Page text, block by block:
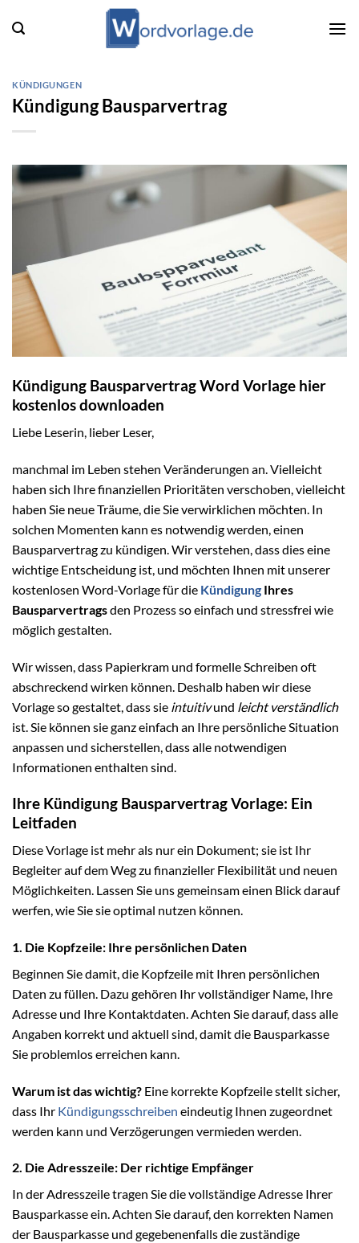
Inhalt
KÜNDIGUNGEN
Kündigung Bausparvertrag
Kündigung Bausparvertrag Word Vorlage hier
kostenlos downloaden
Liebe Leserin, lieber Leser,
manchmal im Leben stehen Veränderungen an. Vielleicht
haben sich Ihre finanziellen Prioritäten verschoben, vielleicht
haben Sie neue Träume, die Sie verwirklichen möchten. In
solchen Momenten kann es notwendig werden, einen
Bausparvertrag zu kündigen. Wir verstehen, dass dies eine
wichtige Entscheidung ist, und möchten Ihnen mit unserer
kostenlosen Word-Vorlage für die Kündigung Ihres
Bausparvertragsden Prozess so einfach und stressfrei wie
möglich gestalten.
Wir wissen, dass Papierkram und formelle Schreiben oft
abschreckend wirken können. Deshalb haben wir diese
Vorlage so gestaltet, dass sie intuitivund leicht verständlich
ist. Sie können sie ganz einfach an Ihre persönliche Situation
anpassen und sicherstellen, dass alle notwendigen
Informationen enthalten sind.
Ihre Kündigung Bausparvertrag Vorlage: Ein
Leitfaden
Diese Vorlage ist mehr als nur ein Dokument; sie ist Ihr
Begleiter auf dem Weg zu finanzieller Flexibilität und neuen
Möglichkeiten. Lassen Sie uns gemeinsam einen Blick darauf
werfen, wie Sie sie optimal nutzen können.
1. Die Kopfzeile: Ihre persönlichen Daten
Beginnen Sie damit, die Kopfzeile mit Ihren persönlichen
Daten zu füllen. Dazu gehören Ihr vollständiger Name, Ihre
Adresse und Ihre Kontaktdaten. Achten Sie darauf, dass alle
Angaben korrekt und aktuell sind, damit die Bausparkasse
Sie problemlos erreichen kann.
Warum ist das wichtig? Eine korrekte Kopfzeile stellt sicher,
dass Ihr Kündigungsschreiben eindeutig Ihnen zugeordnet
werden kann und Verzögerungen vermieden werden.
2. Die Adresszeile: Der richtige Empfänger
In der Adresszeile tragen Sie die vollständige Adresse Ihrer
Bausparkasse ein. Achten Sie darauf, den korrekten Namen
der Bausparkasse und gegebenenfalls die zuständige